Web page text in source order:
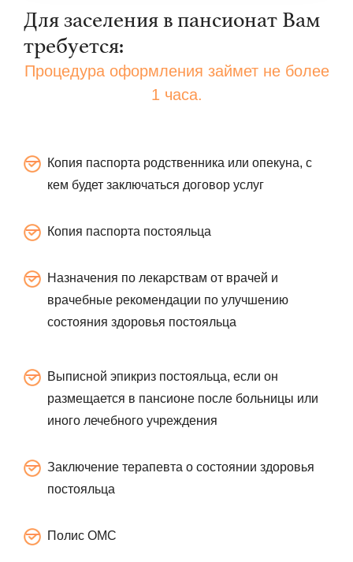
Для заселения в пансионат Вам
требуется:
Процедура оформления займет не более
1 часа.
Копия паспорта родственника или опекуна, с
кем будет заключаться договор услуг
Копия паспорта постояльца
Назначения по лекарствам от врачей и
врачебные рекомендации по улучшению
состояния здоровья постояльца
Выписной эпикриз постояльца, если он
размещается в пансионе после больницы или
иного лечебного учреждения
Заключение терапевта о состоянии здоровья
постояльца
Полис ОМС